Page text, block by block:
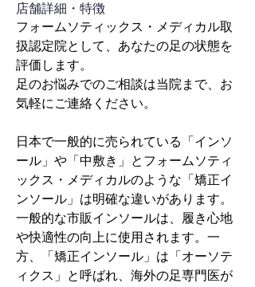
​店舗詳細・特徴
フォームソティックス・メディカル取
扱認定院として、あなたの足の状態を
評価します。
足のお悩みでのご相談は当院まで、お
気軽にご連絡ください。
日本で一般的に売られている「インソ
ール」や「中敷き」とフォームソティ
ックス・メディカルのような「矯正イ
ンソール」は明確な違いがあります。
一般的な市販インソールは、履き心地
や快適性の向上に使用されます。一
方、「矯正インソール」は「オーソテ
ィクス」と呼ばれ、海外の足専門医が